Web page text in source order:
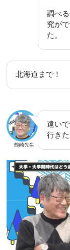
調べ
究が
た。
北海道まで！
鶴崎先生
遠い
行き